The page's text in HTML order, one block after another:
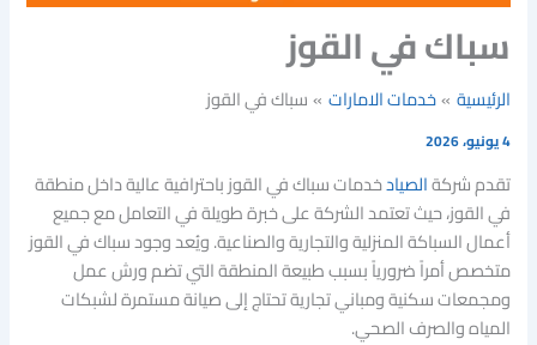
سباك في القوز
الرئيسية خدمات الامارات سباك في القوز
4 يونيو، 2026
تقدم شركةالصيادخدمات سباك في القوز باحترافية عالية داخل منطقة
في القوز، حيث تعتمد الشركة على خبرة طويلة في التعامل مع جميع
أعمال السباكة المنزلية والتجارية والصناعية. ويُعد وجود سباك في القوز
متخصص أمراً ضرورياً بسبب طبيعة المنطقة التي تضم ورش عمل
ومجمعات سكنية ومباني تجارية تحتاج إلى صيانة مستمرة لشبكات
المياه والصرف الصحي.